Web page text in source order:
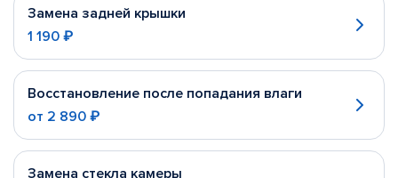
Замена задней крышки
1 190 ₽
Восстановление после попадания влаги
от 2 890 ₽
Замена стекла камеры